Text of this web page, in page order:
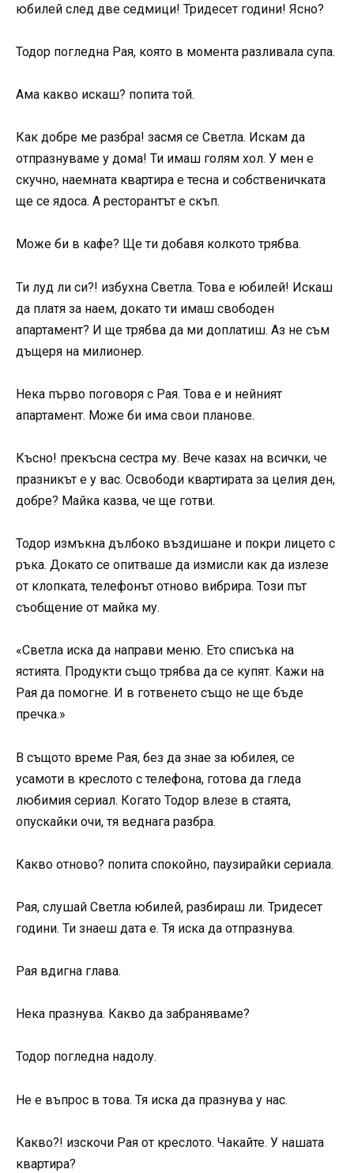
юбилей след две седмици! Тридесет години! Ясно?
Тодор погледна Рая, която в момента разливала супа.
Ама какво искаш? попита той.
Как добре ме разбра! засмя се Светла. Искам да
отпразнуваме у дома! Ти имаш голям хол. У мен е
скучно, наемната квартира е тесна и собственичката
ще се ядоса. А ресторантът е скъп.
Може би в кафе? Ще ти добавя колкото трябва.
Ти луд ли си?! избухна Светла. Това е юбилей! Искаш
да платя за наем, докато ти имаш свободен
апартамент? И ще трябва да ми доплатиш. Аз не съм
дъщеря на милионер.
Нека първо поговоря с Рая. Това е и нейният
апартамент. Може би има свои планове.
Късно! прекъсна сестра му. Вече казах на всички, че
празникът е у вас. Освободи квартирата за целия ден,
добре? Майка казва, че ще готви.
Тодор измъкна дълбоко въздишане и покри лицето с
ръка. Докато се опитваше да измисли как да излезе
от клопката, телефонът отново вибрира. Този път
съобщение от майка му.
«Светла иска да направи меню. Ето списъка на
ястията. Продукти също трябва да се купят. Кажи на
Рая да помогне. И в готвенето също не ще бъде
пречка.»
В същото време Рая, без да знае за юбилея, се
усамоти в креслото с телефона, готова да гледа
любимия сериал. Когато Тодор влезе в стаята,
опускайки очи, тя веднага разбра.
Какво отново? попита спокойно, паузирайки сериала.
Рая, слушай Светла юбилей, разбираш ли. Тридесет
години. Ти знаеш дата е. Тя иска да отпразнува.
Рая вдигна глава.
Нека празнува. Какво да забраняваме?
Тодор погледна надолу.
Не е въпрос в това. Тя иска да празнува у нас.
Какво?! изскочи Рая от креслото. Чакайте. У нашата
квартира?